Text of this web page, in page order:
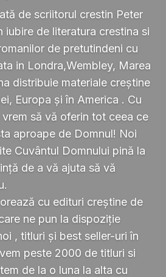
de scriitorul crestin Peter
iubire de literatura crestina si
de pretutindeni cu
in Londra,Wembley, Marea
distribuie materiale creștine
Europa și în America . Cu
să vă oferin tot ceea ce
aproape de Domnul! Noi
Cuvântul Domnului pină la
de a vă ajuta să vă
cu edituri creștine de
ne pun la dispoziție
, titluri și best seller-uri în
peste 2000 de titluri si
de la o luna la alta cu